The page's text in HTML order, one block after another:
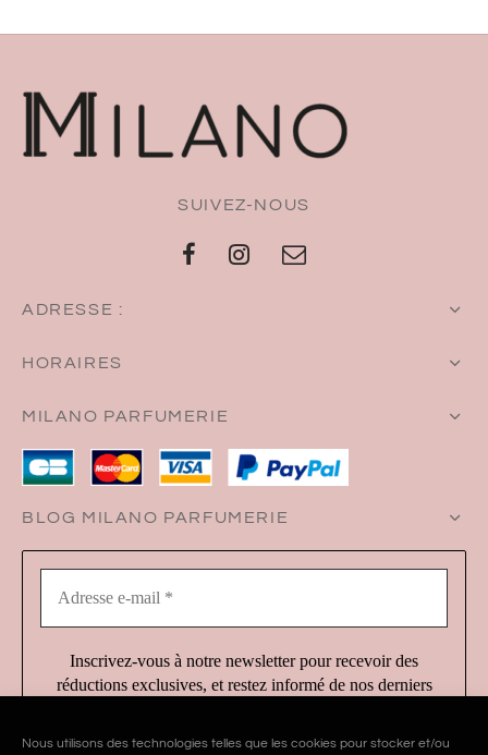
Nous utilisons des technologies telles que les cookies pour stocker et/ou
SUIVEZ-NOUS
ADRESSE :
HORAIRES
MILANO PARFUMERIE
BLOG MILANO PARFUMERIE
Inscrivez-vous à notre newsletter pour recevoir des
réductions exclusives, et restez informé de nos derniers